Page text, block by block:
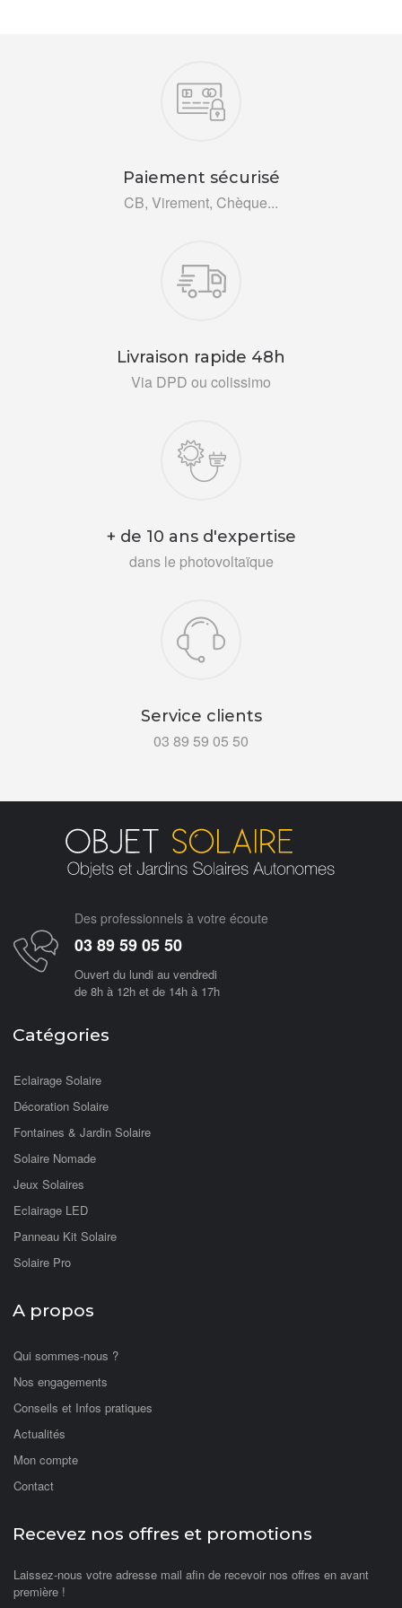
Paiement sécurisé
CB, Virement, Chèque...
Livraison rapide 48h
Via DPD ou colissimo
+ de 10 ans d'expertise
dans le photovoltaïque
Service clients
03 89 59 05 50
Des professionnels à votre écoute
03 89 59 05 50
Ouvert du lundi au vendredi
de 8h à 12h et de 14h à 17h
Catégories
Eclairage Solaire
Décoration Solaire
Fontaines & Jardin Solaire
Solaire Nomade
Jeux Solaires
Eclairage LED
Panneau Kit Solaire
Solaire Pro
A propos
Qui sommes-nous ?
Nos engagements
Conseils et Infos pratiques
Actualités
Mon compte
Contact
Recevez nos offres et promotions
Laissez-nous votre adresse mail afin de recevoir nos offres en avant
première !